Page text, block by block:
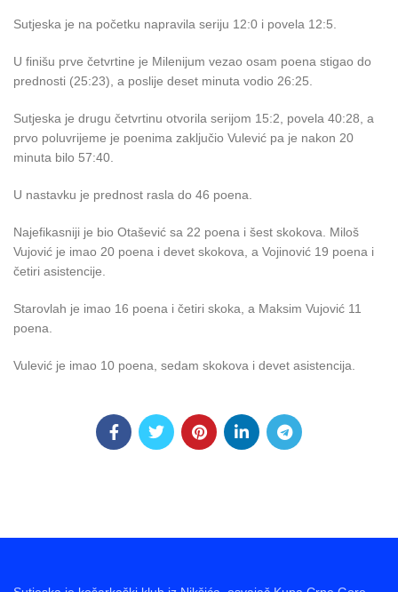
Sutjeska je na početku napravila seriju 12:0 i povela 12:5.
U finišu prve četvrtine je Milenijum vezao osam poena stigao do
prednosti (25:23), a poslije deset minuta vodio 26:25.
Sutjeska je drugu četvrtinu otvorila serijom 15:2, povela 40:28, a
prvo poluvrijeme je poenima zaključio Vulević pa je nakon 20
minuta bilo 57:40.
U nastavku je prednost rasla do 46 poena.
Najefikasniji je bio Otašević sa 22 poena i šest skokova. Miloš
Vujović je imao 20 poena i devet skokova, a Vojinović 19 poena i
četiri asistencije.
Starovlah je imao 16 poena i četiri skoka, a Maksim Vujović 11
poena.
Vulević je imao 10 poena, sedam skokova i devet asistencija.